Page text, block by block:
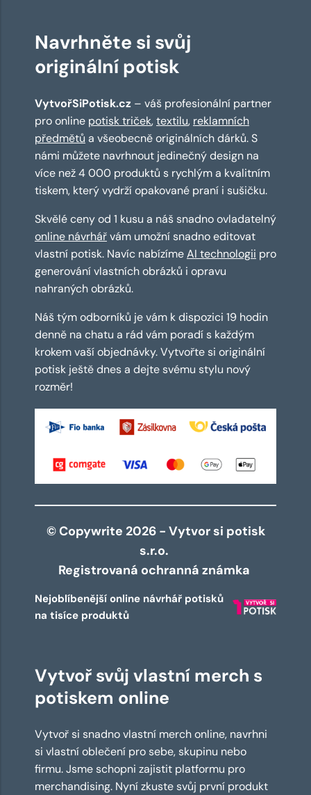
Navrhněte si svůj
originální potisk
VytvořSiPotisk.cz – váš profesionální partner
pro online potisk triček,textilu, reklamních
předmětů a všeobecně originálních dárků. S
námi můžete navrhnout jedinečný design na
více než 4 000 produktů s rychlým a kvalitním
tiskem, který vydrží opakované praní i sušičku.
Skvělé ceny od 1 kusu a náš snadno ovladatelný
online návrhářvám umožní snadno editovat
vlastní potisk. Navíc nabízímeAI technologii pro
generování vlastních obrázků i opravu
nahraných obrázků.
Náš tým odborníků je vám k dispozici 19 hodin
denně na chatu a rád vám poradí s každým
krokem vaší objednávky. Vytvořte si originální
potisk ještě dnes a dejte svému stylu nový
rozměr!
© Copywrite 2026 - Vytvor si potisk
s.r.o.
Registrovaná ochranná známka
Nejoblíbenější online návrhář potisků
na tisíce produktů
Vytvoř svůj vlastní merch s
potiskem online
Vytvoř si snadno vlastní merch online, navrhni
si vlastní oblečení pro sebe, skupinu nebo
firmu. Jsme schopni zajistit platformu pro
merchandising. Nyní zkuste svůj první produkt